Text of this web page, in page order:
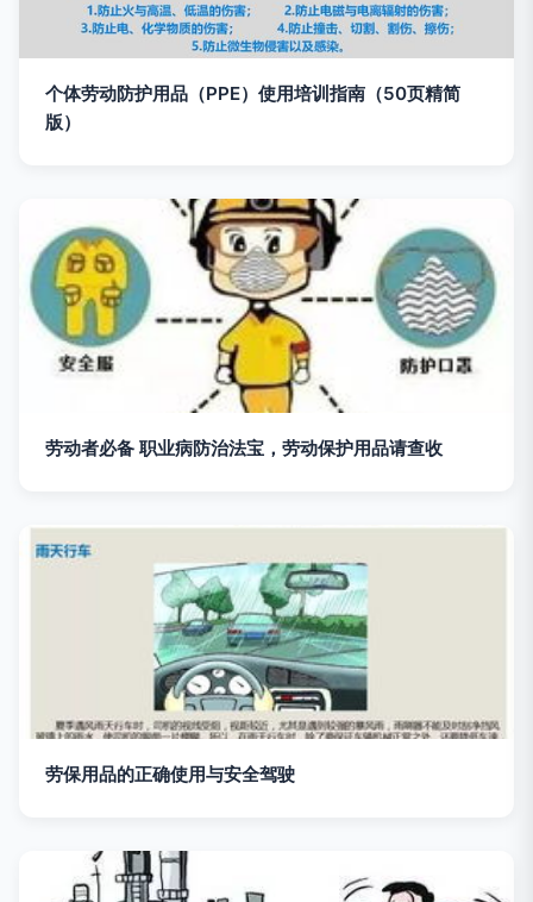
个体劳动防护用品（PPE）使用培训指南（50页精简
版）
劳动者必备 职业病防治法宝，劳动保护用品请查收
劳保用品的正确使用与安全驾驶